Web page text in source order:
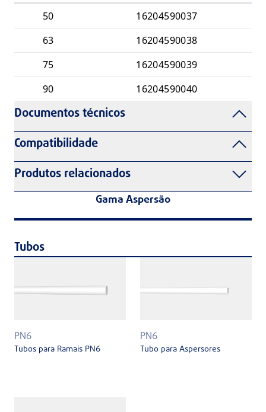
50
16204590037
63
16204590038
75
16204590039
90
16204590040
Documentos técnicos
Compatibilidade
Produtos relacionados
Gama Aspersão
Tubos
PN6
Tubos para Ramais PN6
PN6
Tubo para Aspersores